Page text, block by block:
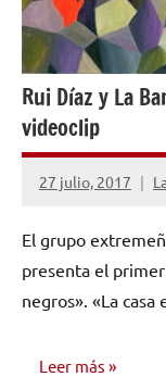
Rui Díaz y La
videoclip
27 julio, 2017
No
comentarios
El grupo
presenta el
negros». «La
Leer más